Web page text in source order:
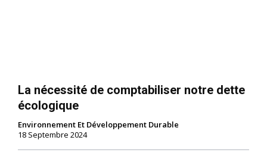
La nécessité de comptabiliser notre dette
écologique
Environnement Et Développement Durable
18 Septembre 2024